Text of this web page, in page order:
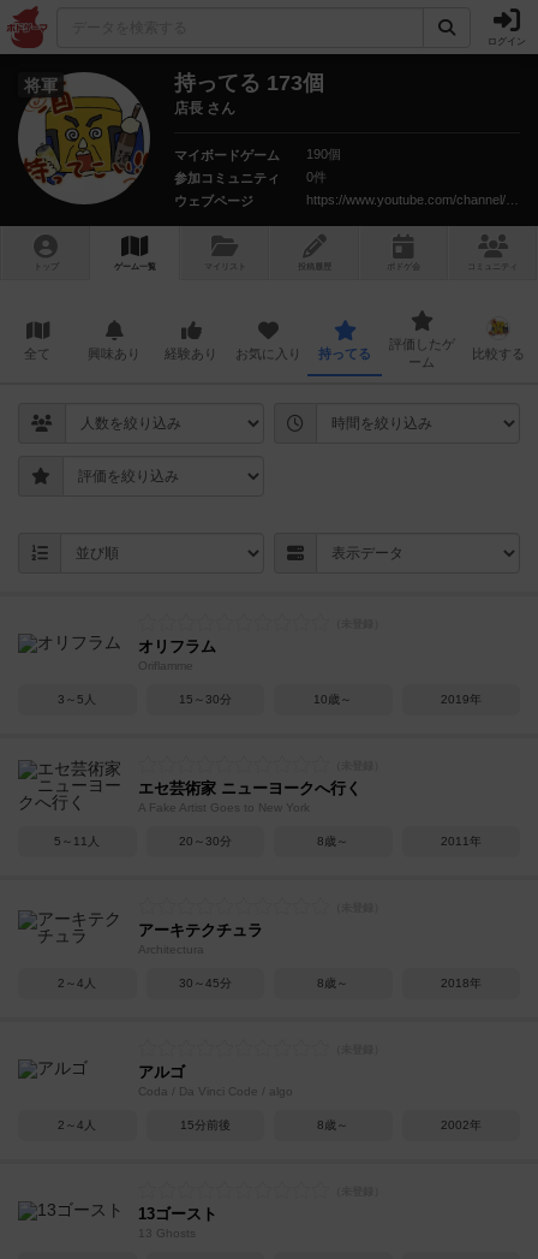
ログイン
将軍 持ってる 173個
店長 さん
マイボードゲーム
190個
参加コミュニティ
0件
ウェブページ
トップ ゲーム一覧 マイリスト 投稿履歴 ボ ドゲ コミュニティ
全て 興味あり 経験あり お気に入り 持ってる
評価したゲ
ーム
比較する
オリフラム
Oriflamme
3～5人 15～30分 10歳～ 2019年
エセ芸術家 ニューヨークへ行く
A Fake Artist Goes to New York
5～11人 20～30分 8歳～ 2011年
アーキテクチュラ
Architectura
2～4人 30～45分 8歳～ 2018年
アルゴ
Coda / Da Vinci Code / algo
2～4人 15分前後 8歳～ 2002年
13ゴースト
13 Ghosts